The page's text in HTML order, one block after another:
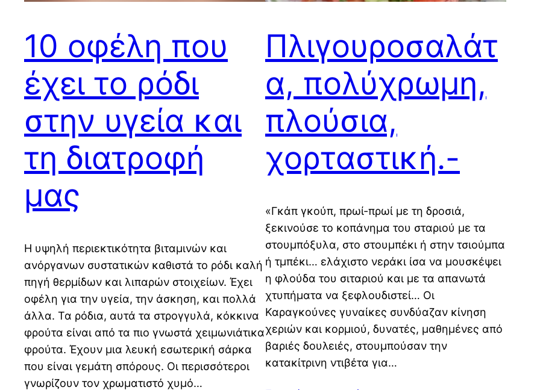
10 οφέλη που
έχει το ρόδι
στην υγεία και
τη διατροφή
μας
Η υψηλή περιεκτικότητα βιταμινών και
ανόργανων συστατικών καθιστά το ρόδι καλή
πηγή θερμίδων και λιπαρών στοιχείων. Έχει
οφέλη για την υγεία, την άσκηση, και πολλά
άλλα. Τα ρόδια, αυτά τα στρογγυλά, κόκκινα
φρούτα είναι από τα πιο γνωστά χειμωνιάτικα
φρούτα. Έχουν μια λευκή εσωτερική σάρκα
που είναι γεμάτη σπόρους. Οι περισσότεροι
γνωρίζουν τον χρωματιστό χυμό…
Πλιγουροσαλάτ
α, πολύχρωμη,
πλούσια,
χορταστική.-
«Γκάπ γκούπ, πρωί-πρωί με τη δροσιά,
ξεκινούσε το κοπάνημα του σταριού με τα
στουμπόξυλα, στο στουμπέκι ή στην τσιούμπα
ή τμπέκι… ελάχιστο νεράκι ίσα να μουσκέψει
η φλούδα του σιταριού και με τα απανωτά
χτυπήματα να ξεφλουδιστεί… Οι
Καραγκούνες γυναίκες συνδύαζαν κίνηση
χεριών και κορμιού, δυνατές, μαθημένες από
βαριές δουλειές, στουμπούσαν την
κατακίτρινη ντιβέτα για…